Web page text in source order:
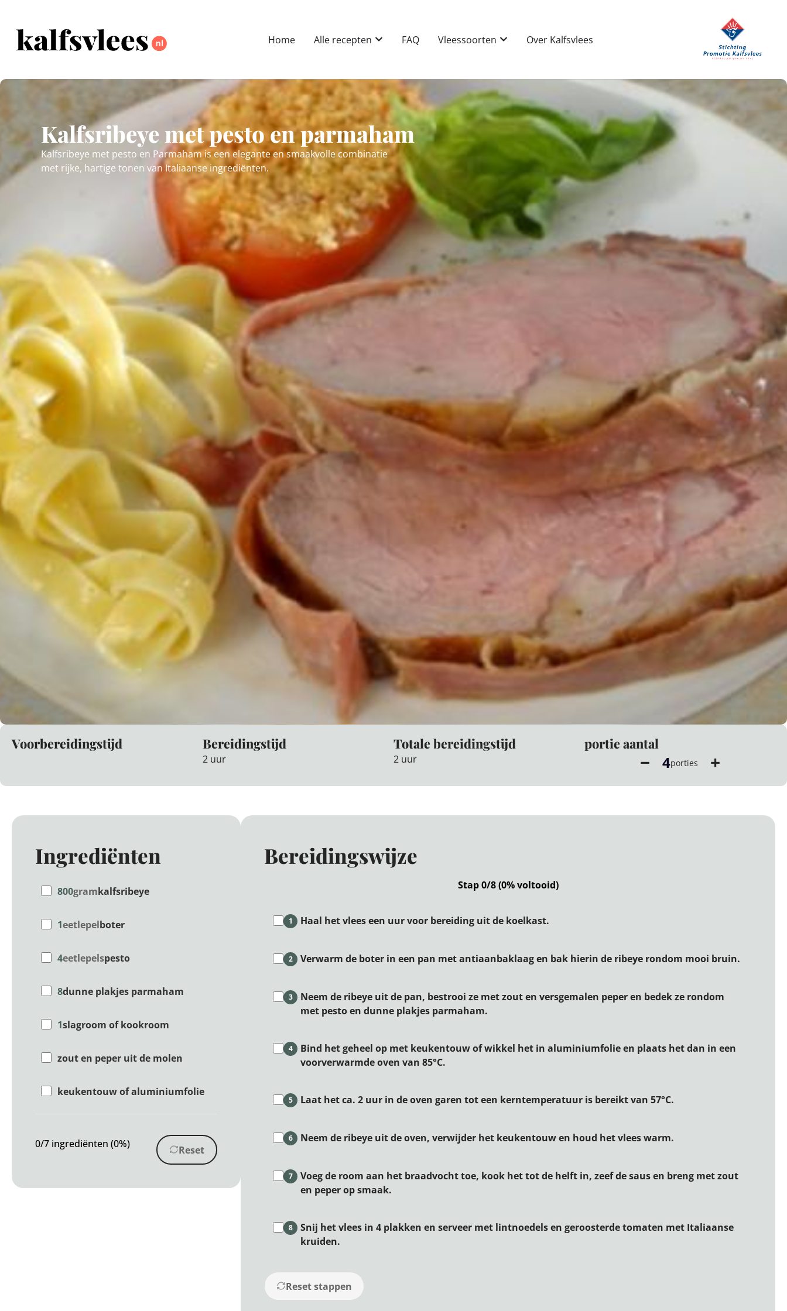
Home Alle recepten FAQ Vleessoorten Over Kalfsvlees
Kalfsribeye met pesto en parmaham
Kalfsribeye met pesto en Parmaham is een elegante en smaakvolle combinatie
met rijke, hartige tonen van Italiaanse ingrediënten.
Voorbereidingstijd Bereidingstijd
2 uur
Totale bereidingstijd
2 uur
portie aantal
− 4porties +
Ingrediënten
800gramkalfsribeye
1eetlepelboter
4eetlepelspesto
8dunne plakjes parmaham
1slagroom of kookroom
zout en peper uit de molen
keukentouw of aluminiumfolie
0/7 ingrediënten (0%) Reset
Bereidingswijze
Stap 0/8 (0% voltooid)
1 Haal het vlees een uur voor bereiding uit de koelkast.
2 Verwarm de boter in een pan met antiaanbaklaag en bak hierin de ribeye rondom mooi bruin.
3
Neem de ribeye uit de pan, bestrooi ze met zout en versgemalen peper en bedek ze rondom
met pesto en dunne plakjes parmaham.
4
Bind het geheel op met keukentouw of wikkel het in aluminiumfolie en plaats het dan in een
voorverwarmde oven van 85°C.
5 Laat het ca. 2 uur in de oven garen tot een kerntemperatuur is bereikt van 57°C.
6 Neem de ribeye uit de oven, verwijder het keukentouw en houd het vlees warm.
7
Voeg de room aan het braadvocht toe, kook het tot de helft in, zeef de saus en breng met zout
en peper op smaak.
8
Snij het vlees in 4 plakken en serveer met lintnoedels en geroosterde tomaten met Italiaanse
kruiden.
Reset stappen